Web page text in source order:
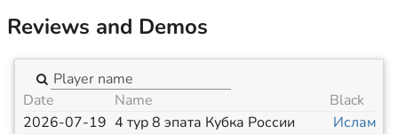
Reviews and Demos
Date Name
Black
2026-07-19 4 тур 8 эпата Кубка России
Исламов